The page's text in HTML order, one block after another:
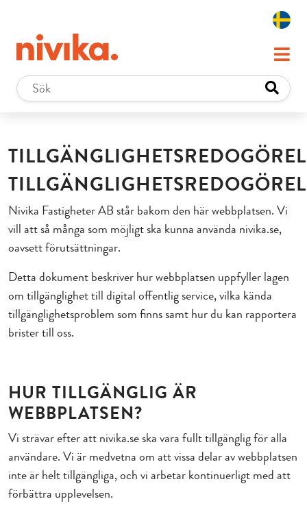
Nivika Fastigheter AB står bakom den här webbplatsen. Vi
vill att så många som möjligt ska kunna använda nivika.se,
oavsett förutsättningar.
Detta dokument beskriver hur webbplatsen uppfyller lagen
om tillgänglighet till digital offentlig service, vilka kända
tillgänglighetsproblem som finns samt hur du kan rapportera
brister till oss.
HUR TILLGÄNGLIG ÄR
WEBBPLATSEN?
Vi strävar efter att nivika.se ska vara fullt tillgänglig för alla
användare. Vi är medvetna om att vissa delar av webbplatsen
inte är helt tillgängliga, och vi arbetar kontinuerligt med att
förbättra upplevelsen.